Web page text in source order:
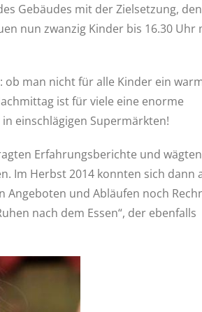
Gebäudes mit der Zielsetzung, den
nun zwanzig Kinder bis 16.30 Uhr
man nicht für alle Kinder ein
ist für viele eine enorme
einschlägigen Supermärkten!
Erfahrungsberichte und
Im Herbst 2014 konnten sich dann
Angeboten und Abläufen noch
nach dem Essen“, der ebenfalls